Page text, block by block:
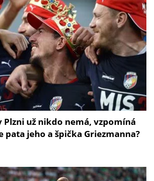
Plzni už nikdo nemá, vzpomíná
pata jeho a špička Griezmanna?